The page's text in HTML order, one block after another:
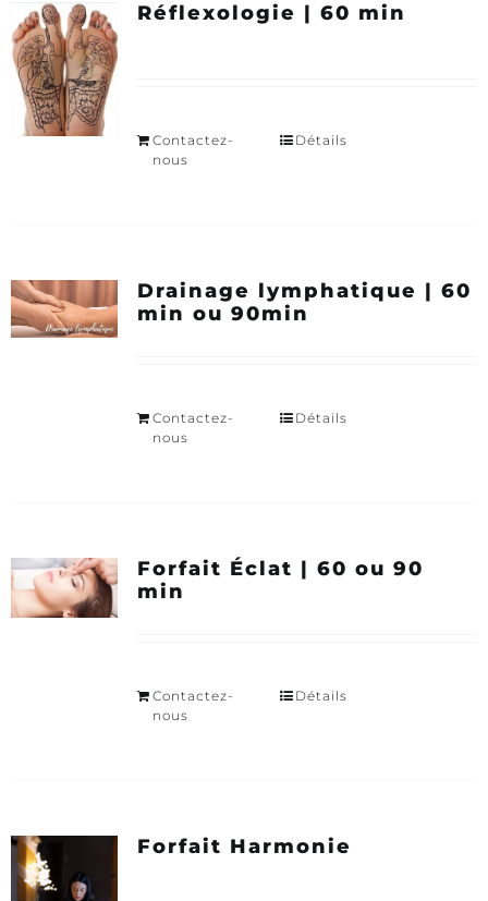
Réflexologie | 60 min
Contactez-
nous
Détails
Drainage lymphatique | 60
min ou 90min
Contactez-
nous
Détails
Forfait Éclat | 60 ou 90
min
Contactez-
nous
Détails
Forfait Harmonie